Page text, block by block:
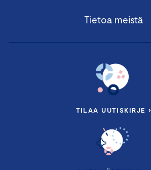
Tietoa meistä
TILAA UUTISKIRJE ›